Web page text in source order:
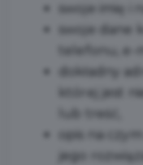
swoje imię i
swoje dane
telefonu, e-
dokładny
której jest
opis na
jego